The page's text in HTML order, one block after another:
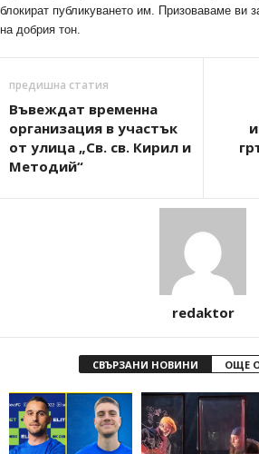
блокират публикуването им. Призоваваме ви
на добрия тон.
предишна статия
Въвеждат временна
организация в участък
от улица „Св. св. Кирил и
Методий“
redaktor
СВЪРЗАНИ НОВИНИ ОЩЕ